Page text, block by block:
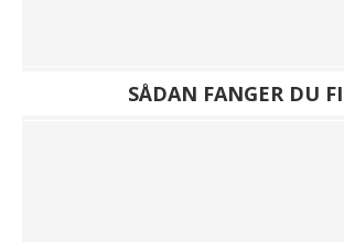
SÅDAN FANGER DU